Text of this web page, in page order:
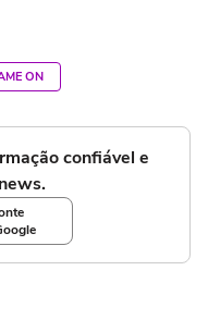
ON
confiável e